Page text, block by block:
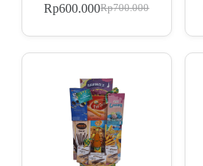
Rp700.000
Rp600.000